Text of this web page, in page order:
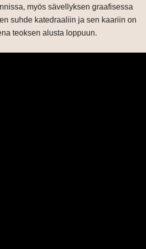
myös sävellyksen graafisessa
suhde katedraaliin ja sen kaariin on
teoksen alusta loppuun.